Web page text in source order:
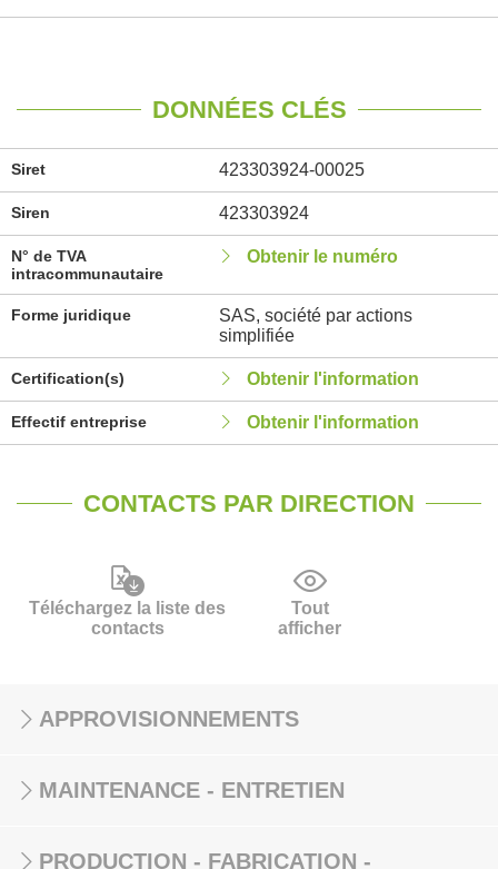
DONNÉES CLÉS
Siret 423303924-00025
Siren 423303924
N° de TVA
intracommunautaire
Obtenir le numéro
Forme juridique
SAS, société par actions
simplifiée
Certification(s) Obtenir l'information
Effectif entreprise Obtenir l'information
CONTACTS PAR DIRECTION
Téléchargez la liste des
contacts
Tout
afficher
APPROVISIONNEMENTS
MAINTENANCE - ENTRETIEN
PRODUCTION - FABRICATION -